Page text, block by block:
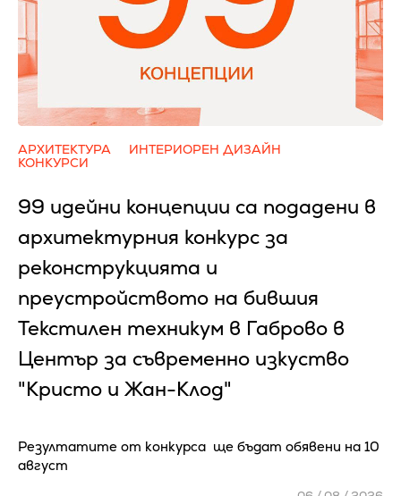
АРХИТЕКТУРА
ИНТЕРИОРЕН ДИЗАЙН
КОНКУРСИ
99 идейни концепции са подадени в
архитектурния конкурс за
реконструкцията и
преустройството на бившия
Текстилен техникум в Габрово в
Център за съвременно изкуство
"Кристо и Жан-Клод"
Резултатите от конкурса ще бъдат обявени на 10
август